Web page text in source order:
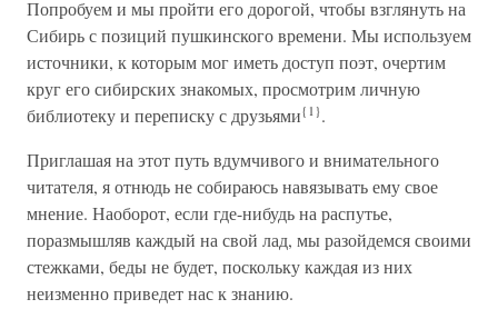
Попробуем и мы пройти его дорогой, чтобы взглянуть на
Сибирь с позиций пушкинского времени. Мы используем
источники, к которым мог иметь доступ поэт, очертим
круг его сибирских знакомых, просмотрим личную
библиотеку и переписку с друзьями{1}.
Приглашая на этот путь вдумчивого и внимательного
читателя, я отнюдь не собираюсь навязывать ему свое
мнение. Наоборот, если где-нибудь на распутье,
поразмышляв каждый на свой лад, мы разойдемся своими
стежками, беды не будет, поскольку каждая из них
неизменно приведет нас к знанию.